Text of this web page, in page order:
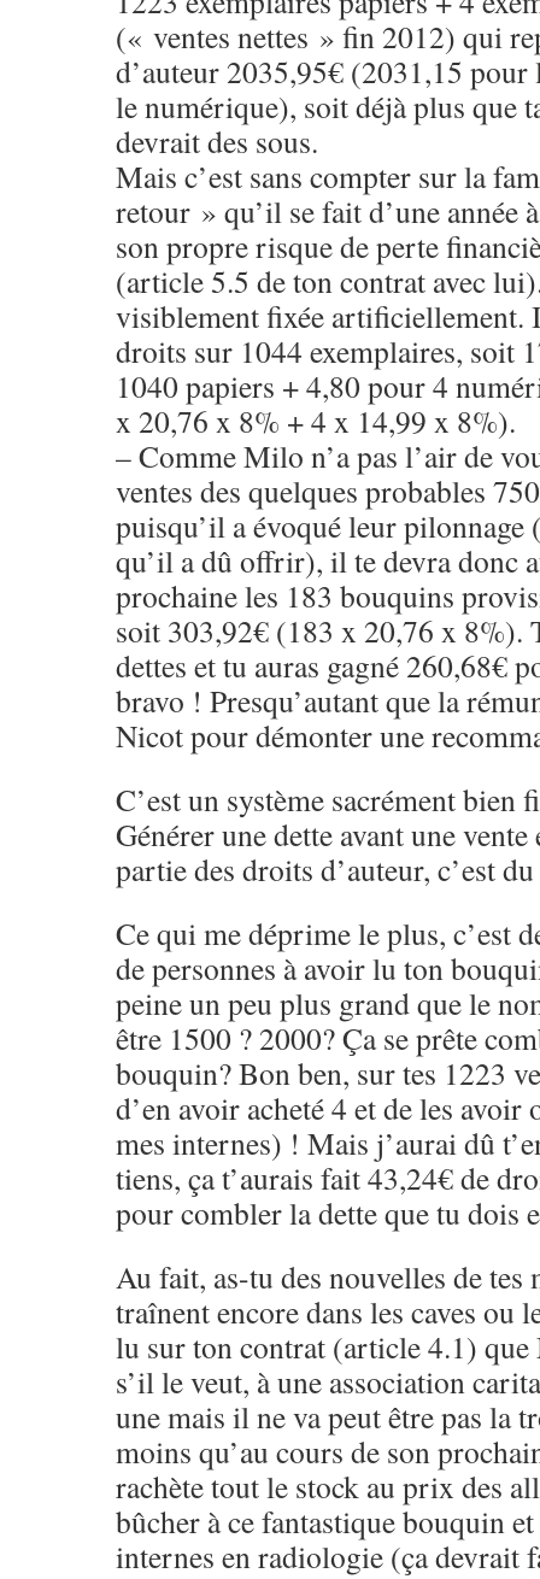
(« ventes nettes » fin 2012) qui
d’auteur 2035,95€ (2031,15
le numérique), soit déjà plus que
devrait des sous.
Mais c’est sans compter sur la
retour » qu’il se fait d’une année
son propre risque de perte
(article 5.5 de ton contrat avec
visiblement fixée artificiellement.
droits sur 1044 exemplaires, soit
1040 papiers + 4,80 pour 4
x 20,76 x 8% + 4 x 14,99 x 8%).
– Comme Milo n’a pas l’air de
ventes des quelques probables
puisqu’il a évoqué leur pilonnage
qu’il a dû offrir), il te devra donc
prochaine les 183 bouquins
soit 303,92€ (183 x 20,76 x 8%).
dettes et tu auras gagné 260,68€
bravo ! Presqu’autant que la
Nicot pour démonter une
C’est un système sacrément bien
Générer une dette avant une
partie des droits d’auteur, c’est
Ce qui me déprime le plus, c’est
de personnes à avoir lu ton
peine un peu plus grand que le
être 1500 ? 2000? Ça se prête
bouquin? Bon ben, sur tes 1223
d’en avoir acheté 4 et de les avoir
mes internes) ! Mais j’aurai dû
tiens, ça t’aurais fait 43,24€ de
pour combler la dette que tu dois
Au fait, as-tu des nouvelles de
traînent encore dans les caves ou
lu sur ton contrat (article 4.1)
s’il le veut, à une association
une mais il ne va peut être pas la
moins qu’au cours de son
rachète tout le stock au prix des
bûcher à ce fantastique bouquin
internes en radiologie (ça devrait